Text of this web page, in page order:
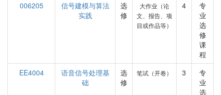
006205
信号建模与算法
实践
选
修
大作业（论
文、报告、项
目或作品等）
4
专
业
选
修
课
程
EE4004
语音信号处理基
础
选
修
笔试（开卷） 3
专
业
选